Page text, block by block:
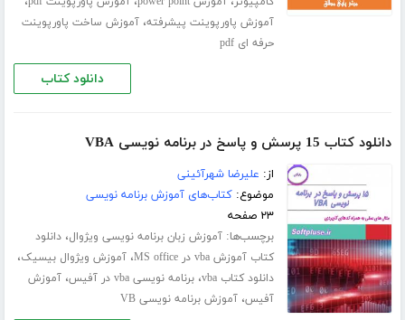
آموزش پاورپوینت پیشرفته،آموزش ساخت پاورپوینت
حرفه ای pdf
دانلود کتاب
دانلود کتاب 15 پرسش و پاسخ در برنامه نویسی VBA
از: علیرضا شهرآئینی
موضوع:کتاب‌های آموزش برنامه نویسی
۲۳ صفحه
برچسب‌ها:آموزش زبان برنامه نویسی ویژوال،دانلود
کتاب آموزش vba در MS office
،آموزش ویژوال بیسیک،
دانلود کتاب vba ،برنامه نویسی vba در آفیس ،آموزش
آفیس،آموزش برنامه نویسی VB